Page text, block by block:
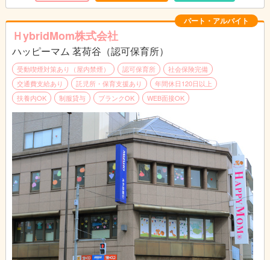
パート・アルバイト
ＨybridMom株式会社
ハッピーマム 茗荷谷（認可保育所）
受動喫煙対策あり（屋内禁煙） 認可保育所
社会保険完備
交通費支給あり
託児所・保育支援あり
年間休日120日以上
扶養内OK
制服貸与 ブランクOK WEB面接OK